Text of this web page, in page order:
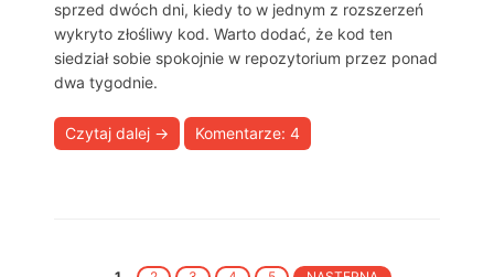
sprzed dwóch dni, kiedy to w jednym z rozszerzeń
wykryto złośliwy kod. Warto dodać, że kod ten
siedział sobie spokojnie w repozytorium przez ponad
dwa tygodnie.
Czytaj dalej → Komentarze: 4